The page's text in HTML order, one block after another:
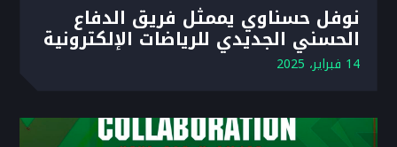
نوفل حسناوي يممثل فريق الدفاع
الحسني الجديدي للرياضات الإلكترونية
14 فبراير، 2025